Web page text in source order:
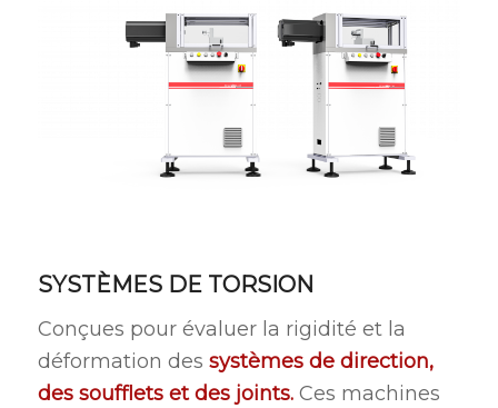
SYSTÈMES DE TORSION
Conçues pour évaluer la rigidité et la
déformation des systèmes de direction,
des soufflets et des joints.Ces machines